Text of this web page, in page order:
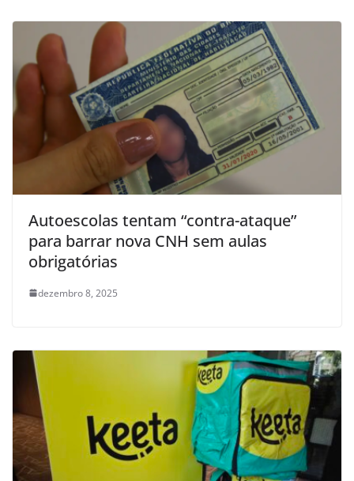
Autoescolas tentam “contra-ataque”
para barrar nova CNH sem aulas
obrigatórias
dezembro 8, 2025